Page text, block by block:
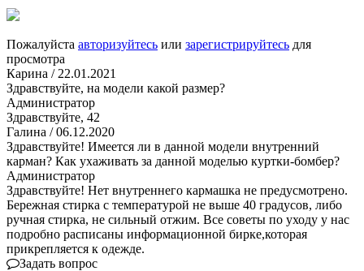
Пожалуйста авторизуйтесь или зарегистрируйтесь для
просмотра
Карина / 22.01.2021
Здравствуйте, на модели какой размер?
Администратор
Здравствуйте, 42
Галина / 06.12.2020
Здравствуйте! Имеется ли в данной модели внутренний
карман? Как ухаживать за данной моделью куртки-бомбер?
Администратор
Здравствуйте! Нет внутреннего кармашка не предусмотрено.
Бережная стирка с температурой не выше 40 градусов, либо
ручная стирка, не сильный отжим. Все советы по уходу у нас
подробно расписаны информационной бирке,которая
прикрепляется к одежде.
Задать вопрос